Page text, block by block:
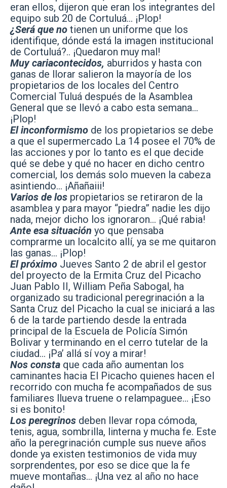
eran ellos, dijeron que eran los integrantes del
equipo sub 20 de Cortuluá… ¡Plop!
¿Será que no tienen un uniforme que los
identifique, dónde está la imagen institucional
de Cortuluá?.. ¡Quedaron muy mal!
Muy cariacontecidos, aburridos y hasta con
ganas de llorar salieron la mayoría de los
propietarios de los locales del Centro
Comercial Tuluá después de la Asamblea
General que se llevó a cabo esta semana…
¡Plop!
El inconformismo de los propietarios se debe
a que el supermercado La 14 posee el 70% de
las acciones y por lo tanto es el que decide
qué se debe y qué no hacer en dicho centro
comercial, los demás solo mueven la cabeza
asintiendo… ¡Añañaiii!
Varios de los propietarios se retiraron de la
asamblea y para mayor “piedra” nadie les dijo
nada, mejor dicho los ignoraron… ¡Qué rabia!
Ante esa situación yo que pensaba
comprarme un localcito allí, ya se me quitaron
las ganas… ¡Plop!
El próximo Jueves Santo 2 de abril el gestor
del proyecto de la Ermita Cruz del Picacho
Juan Pablo II, William Peña Sabogal, ha
organizado su tradicional peregrinación a la
Santa Cruz del Picacho la cual se iniciará a las
6 de la tarde partiendo desde la entrada
principal de la Escuela de Policía Simón
Bolivar y terminando en el cerro tutelar de la
ciudad… ¡Pa’ allá sí voy a mirar!
Nos consta que cada año aumentan los
caminantes hacia El Picacho quienes hacen el
recorrido con mucha fe acompañados de sus
familiares llueva truene o relampaguee… ¡Eso
si es bonito!
Los peregrinos deben llevar ropa cómoda,
tenis, agua, sombrilla, linterna y mucha fe. Este
año la peregrinación cumple sus nueve años
donde ya existen testimonios de vida muy
sorprendentes, por eso se dice que la fe
mueve montañas… ¡Una vez al año no hace